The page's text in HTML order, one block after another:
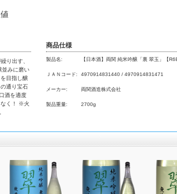
り出す、
並みに磨い
目指し醸
通り宝石
酒を適度
なく！ ※火
商品仕様
製品名: 【日本酒】両関 純米吟醸「裏 翠玉」【
ＪＡＮコード: 4970914831440 / 4970914831471
メーカー: 両関酒造株式会社
製品重量: 2700g